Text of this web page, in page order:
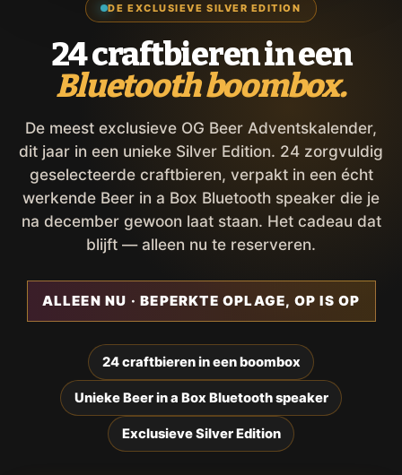
DE EXCLUSIEVE SILVER EDITION
24 craftbieren in een
Bluetooth boombox.
De meest exclusieve OG Beer Adventskalender,
dit jaar in een unieke Silver Edition. 24 zorgvuldig
geselecteerde craftbieren, verpakt in een écht
werkende Beer in a Box Bluetooth speaker die je
na december gewoon laat staan. Het cadeau dat
blijft — alleen nu te reserveren.
ALLEEN NU · BEPERKTE OPLAGE, OP IS OP
24 craftbieren in een boombox
Unieke Beer in a Box Bluetooth speaker
Exclusieve Silver Edition